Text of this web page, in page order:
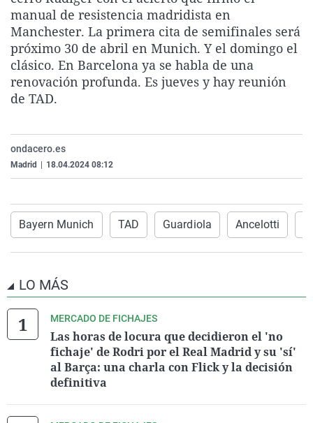
La rosa de los vientos
Gente viajera
Como el perro y el
Caso
Retornados
Equipo de
Operación Viuda
Extremadura
Galicia
La Rioja
Navarra
Virales
Televisión
Elecciones
manual de resistencia madridista en
Manchester. La primera cita de semifinales será
próximo 30 de abril en Munich. Y el domingo el
clásico. En Barcelona ya se habla de una
renovación profunda. Es jueves y hay reunión
de TAD.
ondacero.es
Madrid 18.04.2024 08:12
Bayern Munich TAD Guardiola Ancelotti
LO MÁS
MERCADO DE FICHAJES
Las horas de locura que decidieron el 'no
fichaje' de Rodri por el Real Madrid y su 'sí'
al Barça: una charla con Flick y la decisión
definitiva